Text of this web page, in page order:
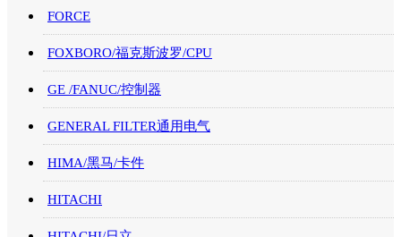
FORCE
FOXBORO/福克斯波罗/CPU
GE /FANUC/控制器
GENERAL FILTER通用电气
HIMA/黑马/卡件
HITACHI